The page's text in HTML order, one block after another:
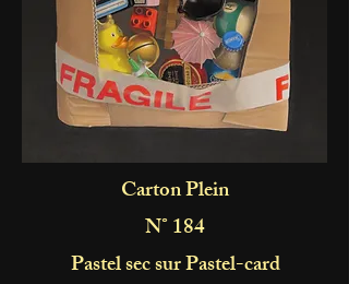
Carton Plein
N° 184
Pastel sec sur Pastel-card